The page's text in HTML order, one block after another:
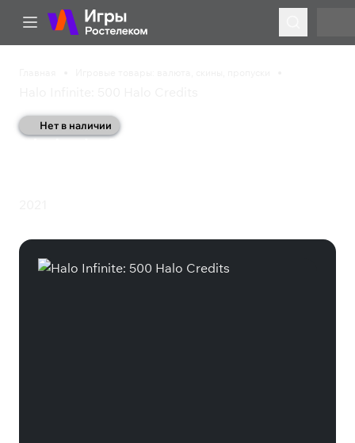
Нет в наличии
Halo Infinite: 500 Halo